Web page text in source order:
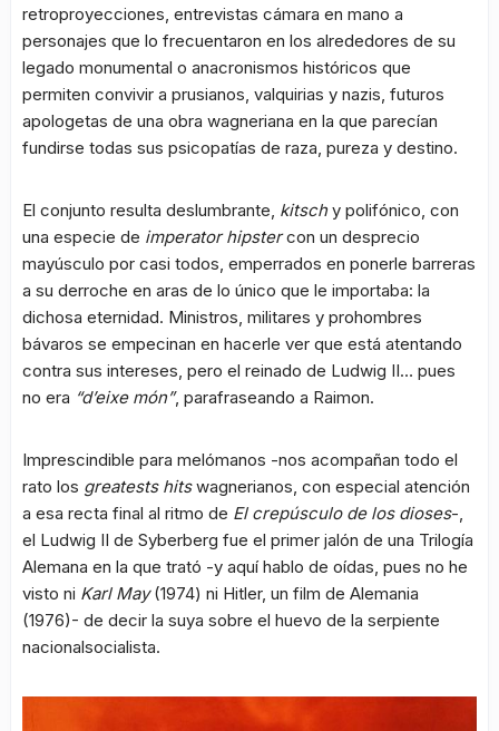
retroproyecciones, entrevistas cámara en mano a
personajes que lo frecuentaron en los alrededores de su
legado monumental o anacronismos históricos que
permiten convivir a prusianos, valquirias y nazis, futuros
apologetas de una obra wagneriana en la que parecían
fundirse todas sus psicopatías de raza, pureza y destino.
El conjunto resulta deslumbrante, kitschy polifónico, con
una especie de imperator hipstercon un desprecio
mayúsculo por casi todos, emperrados en ponerle barreras
a su derroche en aras de lo único que le importaba: la
dichosa eternidad. Ministros, militares y prohombres
bávaros se empecinan en hacerle ver que está atentando
contra sus intereses, pero el reinado de Ludwig II… pues
no era “d’eixe món”, parafraseando a Raimon.
Imprescindible para melómanos -nos acompañan todo el
rato los greatests hitswagnerianos, con especial atención
a esa recta final al ritmo de El crepúsculo de los dioses-,
el Ludwig II de Syberberg fue el primer jalón de una Trilogía
Alemana en la que trató -y aquí hablo de oídas, pues no he
visto ni Karl May(1974) ni Hitler, un film de Alemania
(1976)- de decir la suya sobre el huevo de la serpiente
nacionalsocialista.